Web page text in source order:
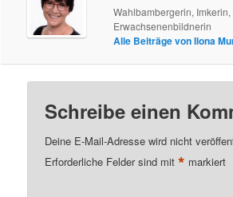
Wahlbambergerin,
Erwachsenenbildnerin
Alle Beiträge von Ilona
Schreibe einen
Deine E-Mail-Adresse wird nicht
Erforderliche Felder sind mit* markiert